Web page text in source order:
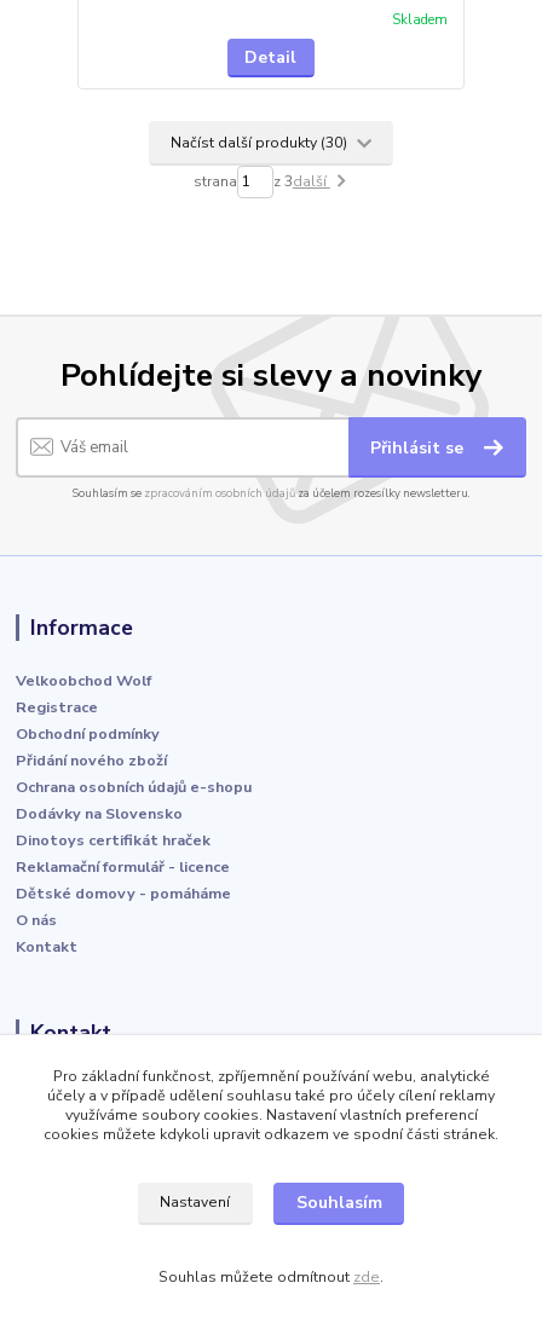
Skladem
Detail
Načíst další produkty (30)
strana z 3další
Pohlídejte si slevy a novinky
Přihlásit se
Souhlasím se zpracováním osobních údajůza účelem rozesílky newsletteru.
Informace
Velkoobchod Wolf
Registrace
Obchodní podmínky
Přidání nového zboží
Ochrana osobních údajů e-shopu
Dodávky na Slovensko
Dinotoys certifikát hraček
Reklamační formulář - licence
Dětské domovy - pomáháme
O nás
Kontakt
Kontakt
+420 606 466 562
kontakt@velkoobchod-wolf.cz
+420 725 924 868
kontakt@velkoobchod-obuvi.cz
Pro základní funkčnost, zpříjemnění používání webu, analytické
účely a v případě udělení souhlasu také pro účely cílení reklamy
využíváme soubory cookies. Nastavení vlastních preferencí
cookies můžete kdykoli upravit odkazem ve spodní části stránek.
Nastavení Souhlasím
Souhlas můžete odmítnout zde.